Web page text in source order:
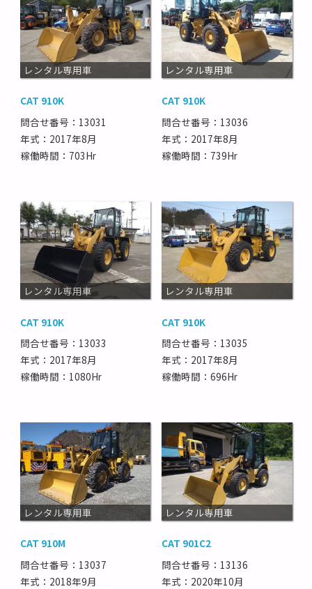
レンタル専用車
CAT 910K
問合せ番号：13031
年式：2017年8月
稼働時間：703Hr
レンタル専用車
CAT 910K
問合せ番号：13036
年式：2017年8月
稼働時間：739Hr
レンタル専用車
CAT 910K
問合せ番号：13033
年式：2017年8月
稼働時間：1080Hr
レンタル専用車
CAT 910K
問合せ番号：13035
年式：2017年8月
稼働時間：696Hr
レンタル専用車
CAT 910M
問合せ番号：13037
年式：2018年9月
レンタル専用車
CAT 901C2
問合せ番号：13136
年式：2020年10月